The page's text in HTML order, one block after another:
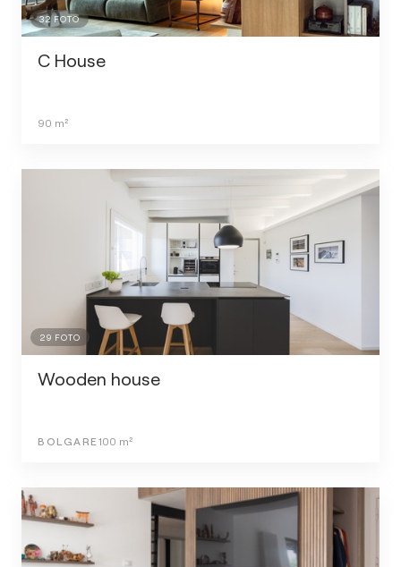
32FOTO
C House
90 m²
29 FOTO
Wooden house
BOLGARE 100 m²